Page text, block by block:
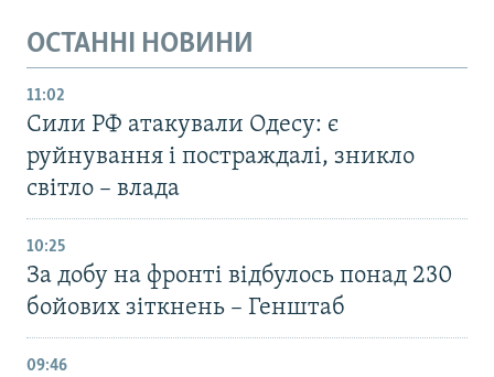
ОСТАННІ НОВИНИ
11:02
Сили РФ атакували Одесу: є
руйнування і постраждалі, зникло
світло – влада
10:25
За добу на фронті відбулось понад 230
бойових зіткнень – Генштаб
09:46